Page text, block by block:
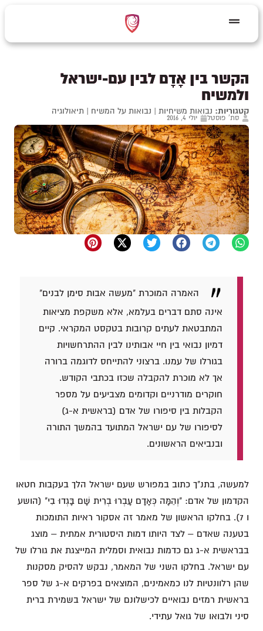
הקשר בין אָדָם לבין עם-ישראל
ולמשיח
קטגוריות: נבואות משיחיות | נבואות על המשיח | תיאולוגיה
סת' פוסטל יולי 4, 2016
האמרה המוכרת "מעשה אבות סימן לבנים"
אינה סתם דברים בעלמא, אלא משקפת מציאות
המתבטאת לעתים קרובות בטקסט המקראי. קיים
דמיון נבואי בין חיי אבותינו לבין ההתרחשויות
בגורלו של עמנו. ברצוני להתייחס לדוגמה ברורה
אך לא מוכרת להקבלה שכזו בכתבי הקודש.
חוקרים מודרניים וקדומים מצביעים על מספר
הקבלות בין סיפורו של אדם (בראשית א-ג)
לסיפורו של עם ישראל המתועד בהמשך התורה
ובנביאים הראשונים.
למעשה, בתנ"ך כתוב במפורש שעם ישראל הלך בעקבות חטאו
הקדמון של אדם: "וְהֵמָּה כְּאָדָם עָבְרוּ בְרִית שָׁם בָּגְדוּ בִי" (הושע
ו 7). בחלקו הראשון של מאמר זה אסקור ראיות התומכות
בטענה שאדם – לצד היותו דמות היסטורית אמתית – מוצג
בבראשית א-ג גם כדמות נבואית וסמלית המייצגת את גורלו של
עם ישראל. בחלקו השני של המאמר, נבקש להסיק מסקנות
שהן רלוונטיות לנו כמאמינים, המוצאים בפרקים א-ג של ספר
בראשית רמזים נבואיים לכישלונם של ישראל בשמירת ברית
סיני ולבואו של גואל עתידי.